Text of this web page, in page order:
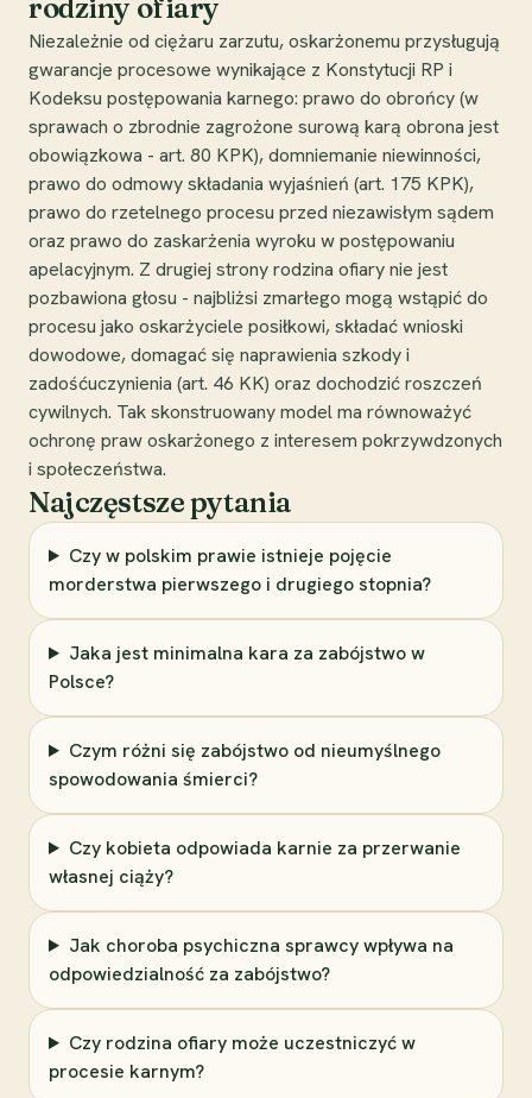
rodziny ofiary
Niezależnie od ciężaru zarzutu, oskarżonemu przysługują
gwarancje procesowe wynikające z Konstytucji RP i
Kodeksu postępowania karnego: prawo do obrońcy (w
sprawach o zbrodnie zagrożone surową karą obrona jest
obowiązkowa - art. 80 KPK), domniemanie niewinności,
prawo do odmowy składania wyjaśnień (art. 175 KPK),
prawo do rzetelnego procesu przed niezawisłym sądem
oraz prawo do zaskarżenia wyroku w postępowaniu
apelacyjnym. Z drugiej strony rodzina ofiary nie jest
pozbawiona głosu - najbliżsi zmarłego mogą wstąpić do
procesu jako oskarżyciele posiłkowi, składać wnioski
dowodowe, domagać się naprawienia szkody i
zadośćuczynienia (art. 46 KK) oraz dochodzić roszczeń
cywilnych. Tak skonstruowany model ma równoważyć
ochronę praw oskarżonego z interesem pokrzywdzonych
i społeczeństwa.
Najczęstsze pytania
Czy w polskim prawie istnieje pojęcie
morderstwa pierwszego i drugiego stopnia?
Jaka jest minimalna kara za zabójstwo w
Polsce?
Czym różni się zabójstwo od nieumyślnego
spowodowania śmierci?
Czy kobieta odpowiada karnie za przerwanie
własnej ciąży?
Jak choroba psychiczna sprawcy wpływa na
odpowiedzialność za zabójstwo?
Czy rodzina ofiary może uczestniczyć w
procesie karnym?